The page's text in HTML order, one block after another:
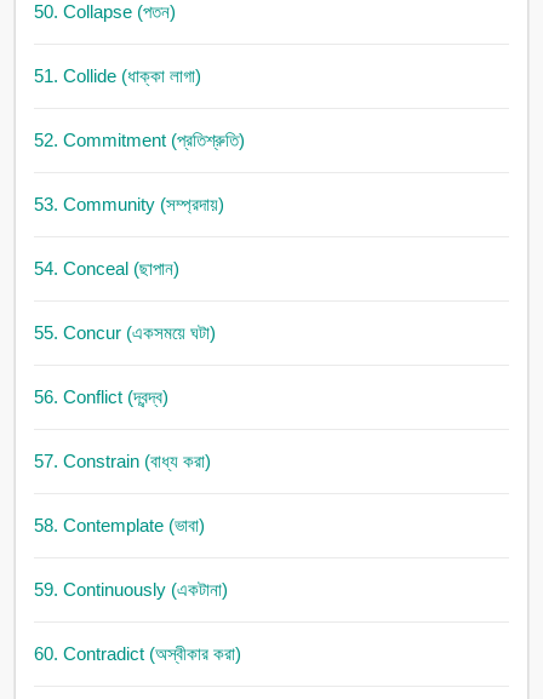
50. Collapse (পতন)
51. Collide (ধাক্কা লাগা)
52. Commitment (প্রতিশ্রুতি)
53. Community (সম্প্রদায়)
54. Conceal (ছাপান)
55. Concur (একসময়ে ঘটা)
56. Conflict (দ্বন্দ্ব)
57. Constrain (বাধ্য করা)
58. Contemplate (ভাবা)
59. Continuously (একটানা)
60. Contradict (অস্বীকার করা)